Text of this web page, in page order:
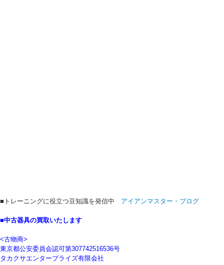
■トレーニングに役立つ豆知識を発信中 アイアンマスター・ブログ
■中古器具の買取いたします
<古物商>
東京都公安委員会認可第307742516536号
タカクサエンタープライズ有限会社